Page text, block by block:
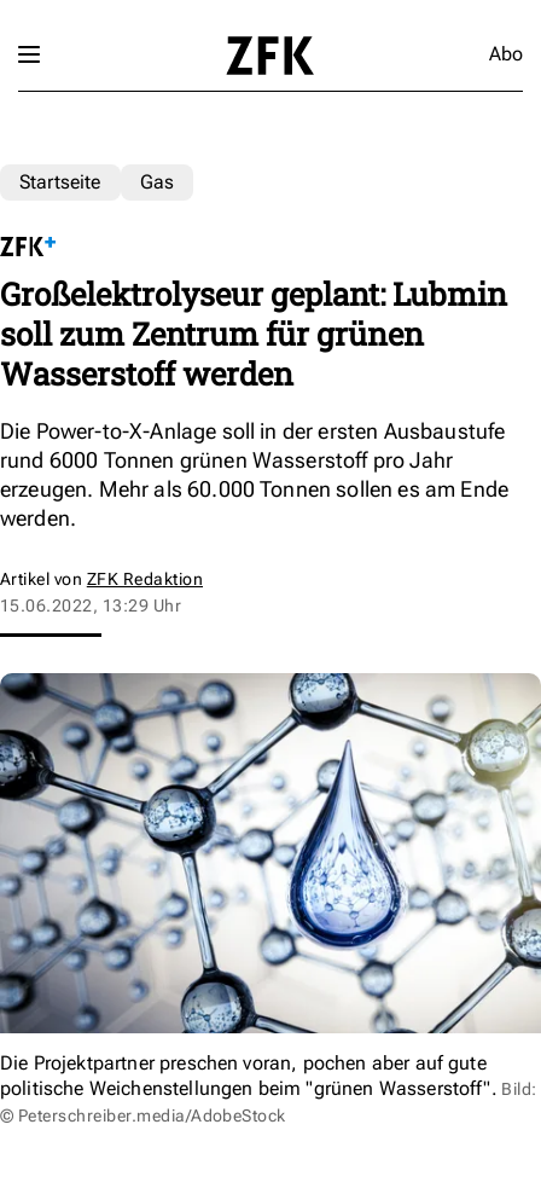
Abo
Startseite Gas
Großelektrolyseur geplant: Lubmin
soll zum Zentrum für grünen
Wasserstoff werden
Die Power-to-X-Anlage soll in der ersten Ausbaustufe
rund 6000 Tonnen grünen Wasserstoff pro Jahr
erzeugen. Mehr als 60.000 Tonnen sollen es am Ende
werden.
Artikel von ZFK Redaktion
15.06.2022, 13:29 Uhr
Die Projektpartner preschen voran, pochen aber auf gute
politische Weichenstellungen beim "grünen Wasserstoff". Bild:
© Peterschreiber.media/AdobeStock